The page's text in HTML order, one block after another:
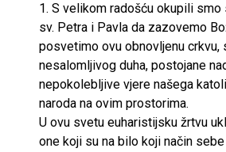
1. S velikom radošću okupili
sv. Petra i Pavla da zazovemo
posvetimo ovu obnovljenu crkvu,
nesalomljivog duha, postojane
nepokolebljive vjere našega
naroda na ovim prostorima.
U ovu svetu euharistijsku žrtvu
one koji su na bilo koji način